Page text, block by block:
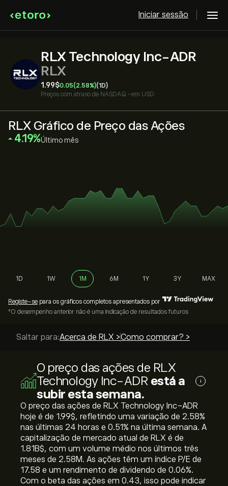
Iniciar sessão
RLX Technology Inc-ADR
RLX
1.99‎$‎0.05(2.58%)(1D)
Preços com atraso de NASDAQ • em USD
RLX Gráfico de Preço das Ações
‎4.19‎ Último mês
1D 1W 1M 6M 1Y 3Y MAX
Registe-se para os gráficos completos apresentados por
*O desempenho anterior não é uma indicação de resultados futuros
Saltar para:Acerca de RLX >Como comprar? >
O preço das ações de RLX
Technology Inc-ADR está a
subir esta semana.
i
O preço das ações de RLX Technology Inc-ADR
hoje é de 1.99‎$‎, refletindo uma variação de ‎2.58‎%
nas últimas 24 horas e ‎0.51‎% na última semana. A
capitalização de mercado atual de RLX é de
1.81B‎$‎, com um volume médio nos últimos três
meses de 2.58M. As ações têm um índice P/E de
17.58 e um rendimento de dividendo de 0.06%.
Com o beta das ações em 0.43, isso pode indicar